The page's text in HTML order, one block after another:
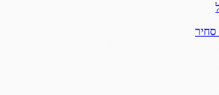
סחיר